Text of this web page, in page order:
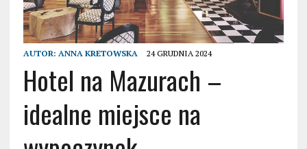
AUTOR: ANNA KRETOWSKA 24 GRUDNIA 2024
Hotel na Mazurach –
idealne miejsce na